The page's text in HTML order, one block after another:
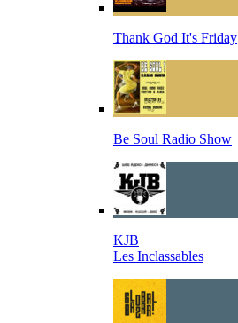
Thank God It's Friday
Be Soul Radio Show
KJB
Les Inclassables